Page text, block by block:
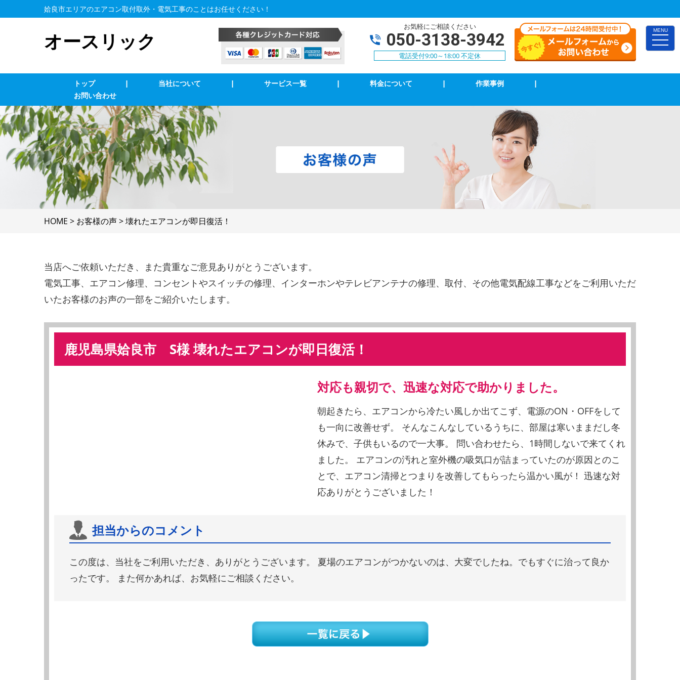
MENU
toggle
姶良市エリアのエアコン取付取外・電気工事のことはお任せください！
オースリック
お気軽にご相談ください
050-3138-3942
電話受付9:00～18:00 不定休
トップ | 当社について | サービス一覧
業務用エアコン交換・取付・修理 エアコンクリーニング エアコン修理・取付
TVアンテナ修理・取付
インターホン修理・取付
照明の修理・取付
スイッチ修理・取付
ブレーカー修理・取付
漏電調査・修理
電気配線工事
家庭用EV充電工事 4k・8k受信工事
| 料金について | 作業事例
|
お問い合わせ
HOME > お客様の声>壊れたエアコンが即日復活！
当店へご依頼いただき、また貴重なご意見ありがとうございます。
電気工事、エアコン修理、コンセントやスイッチの修理、インターホンやテレビアンテナの修理、取付、その他電気配線工事などをご利用いただ
いたお客様のお声の一部をご紹介いたします。
鹿児島県姶良市 S様 壊れたエアコンが即日復活！
対応も親切で、迅速な対応で助かりました。
朝起きたら、エアコンから冷たい風しか出てこず、電源のON・OFFをして
も一向に改善せず。 そんなこんなしているうちに、部屋は寒いままだし冬
休みで、子供もいるので一大事。 問い合わせたら、1時間しないで来てくれ
ました。 エアコンの汚れと室外機の吸気口が詰まっていたのが原因とのこ
とで、エアコン清掃とつまりを改善してもらったら温かい風が！ 迅速な対
応ありがとうございました！
担当からのコメント
この度は、当社をご利用いただき、ありがとうございます。 夏場のエアコンがつかないのは、大変でしたね。でもすぐに治って良か
ったです。 また何かあれば、お気軽にご相談ください。